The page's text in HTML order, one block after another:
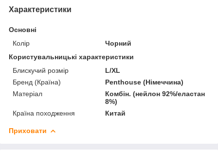
Характеристики
Основні
Колір
Чорний
Користувальницькі характеристики
Блискучий розмір
L/XL
Бренд (Країна)
Penthouse (Німеччина)
Матеріал
Комбін. (нейлон 92%/еластан
8%)
Країна походження
Китай
Приховати